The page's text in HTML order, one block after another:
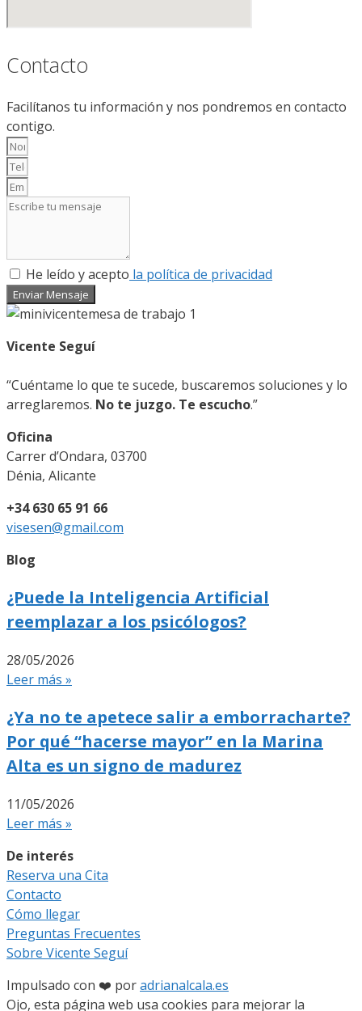
Contacto
Facilítanos tu información y nos pondremos en contacto
contigo.
He leído y acepto la política de privacidad
Enviar Mensaje
Vicente Seguí
“Cuéntame lo que te sucede, buscaremos soluciones y lo
arreglaremos. No te juzgo. Te escucho.”
Oficina
Carrer d’Ondara, 03700
Dénia, Alicante
+34 630 65 91 66
visesen@gmail.com
Blog
¿Puede la Inteligencia Artificial
reemplazar a los psicólogos?
28/05/2026
Leer más »
¿Ya no te apetece salir a emborracharte?
Por qué “hacerse mayor” en la Marina
Alta es un signo de madurez
11/05/2026
Leer más »
De interés
Reserva una Cita
Contacto
Cómo llegar
Preguntas Frecuentes
Sobre Vicente Seguí
Impulsado con ❤️ poradrianalcala.es
Ojo, esta página web usa cookies para mejorar la